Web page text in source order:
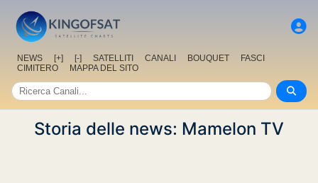
NEWS [+] [-] SATELLITI CANALI BOUQUET
FASCI
CIMITERO
MAPPA DEL SITO
Storia delle news: Mamelon TV